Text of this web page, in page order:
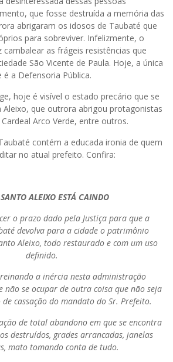
que fosse destruída a memória das
abrigaram os idosos de Taubaté que
para sobreviver. Infelizmente, o
as frágeis resistências que
São Vicente de Paula. Hoje, a única
a Defensoria Pública.
hoje é visível o estado precário que se
Aleixo, que outrora abrigou protagonistas
Arco Verde, entre outros.
contém a educada ironia de quem
no atual prefeito. Confira:
ALEIXO ESTÁ CAINDO
o prazo dado pela Justiça para que a
devolva para a cidade o patrimônio
Aleixo, todo restaurado e com um uso
definido.
a inércia nesta administração
não se ocupar de outra coisa que não seja
cassação do mandato do Sr. Prefeito.
de total abandono em que se encontra
destruídos, grades arrancadas, janelas
mato tomando conta de tudo.